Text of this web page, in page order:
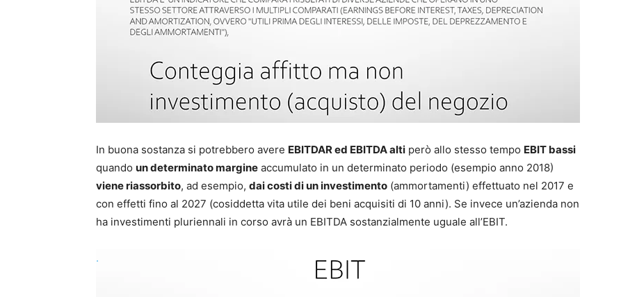
In buona sostanza si potrebbero avere EBITDAR ed EBITDA alti però allo stesso tempo EBIT bassi
quando un determinato margine accumulato in un determinato periodo (esempio anno 2018)
viene riassorbito, ad esempio, dai costi di un investimento (ammortamenti) effettuato nel 2017 e
con effetti fino al 2027 (cosiddetta vita utile dei beni acquisiti di 10 anni). Se invece un’azienda non
ha investimenti pluriennali in corso avrà un EBITDA sostanzialmente uguale all’EBIT.
.